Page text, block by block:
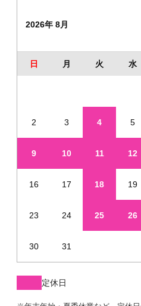
2026年 8月
日 月 火 水
2 3 4 5
9 10 11 12
16 17 18 19
23 24 25 26
30 31
定休日